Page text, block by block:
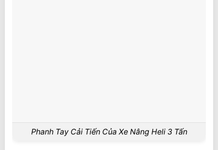
Phanh Tay Cải Tiến Của Xe Nâng Heli 3 Tấn